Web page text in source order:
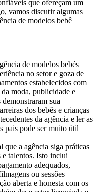
que ofereçam um
vamos discutir algumas
de modelos bebê
de modelos bebés
no setor e goza de
estabelecidos com
moda, publicidade e
sua
dos bebês e crianças
da agência e ler as
pais pode ser muito útil
que a agência siga práticas
e talentos. Isto inclui
adequados,
ou sessões
aberta e honesta com os